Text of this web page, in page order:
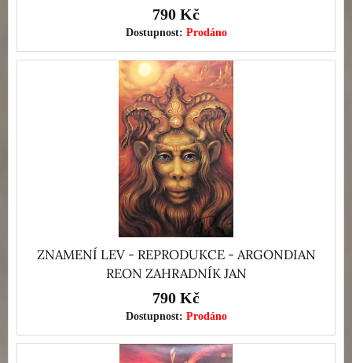
790 Kč
Dostupnost: Prodáno
ZNAMENÍ LEV - REPRODUKCE - ARGONDIAN
REON ZAHRADNÍK JAN
790 Kč
Dostupnost: Prodáno